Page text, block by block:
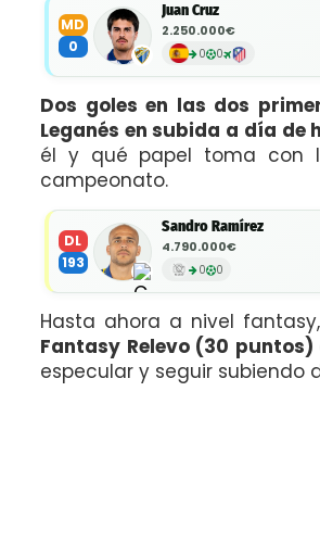
MD
0
Juan Cruz
2.250.000€
0 0
Dos goles en las dos
Leganés en subida a día de
él y qué papel toma con
campeonato.
DL
193
Sandro Ramírez
4.790.000€
0 0
Hasta ahora a nivel fantasy,
Fantasy Relevo (30
especular y seguir subiendo